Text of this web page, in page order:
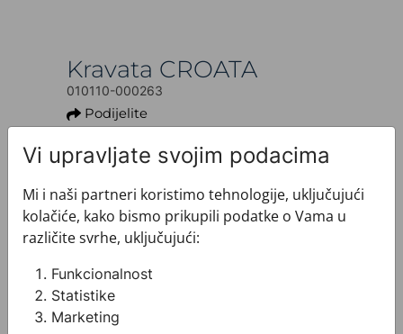
Kravata CROATA
010110-000263
Podijelite
Ovaj proizvod više nije dostupan.
+ INFO O PROIZVODU
Dezen: Tematski
Model: S dva lica
Boja: Bordo
Proizvod: Kravata
Veličina: Standardna 8 cm
Vi upravljate svojim podacima
Mi i naši partneri koristimo tehnologije, uključujući
kolačiće, kako bismo prikupili podatke o Vama u
različite svrhe, uključujući:
Funkcionalnost
Statistike
Marketing